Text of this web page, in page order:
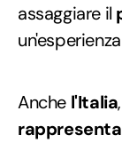
assaggiare il
Anche l'Italia